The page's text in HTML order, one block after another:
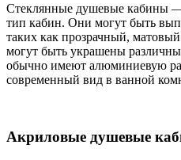
Стеклянные душевые кабины
тип кабин. Они могут быть
таких как прозрачный,
могут быть украшены
обычно имеют алюминиевую
современный вид в ванной
Акриловые душевые